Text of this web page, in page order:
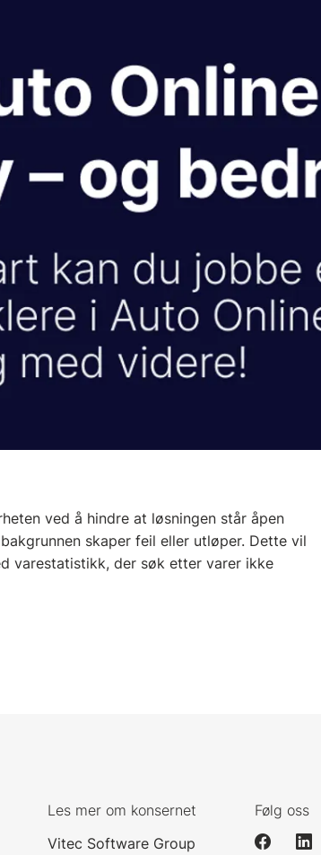
ved å hindre at løsningen står åpen
skaper feil eller utløper. Dette vil
varestatistikk, der søk etter varer ikke
Les mer om konsernet
Vitec Software Group
Følg oss